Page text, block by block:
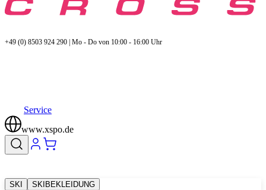
+49 (0) 8503 924 290 | Mo - Do von 10:00 - 16:00 Uhr
Service
www.xspo.de
SKI SKIBEKLEIDUNG